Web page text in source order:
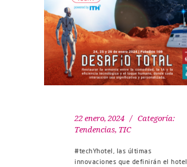
22 enero, 2024
Categoría:
Tendencias, TIC
#techYhotel, las últimas
innovaciones que definirán el hotel